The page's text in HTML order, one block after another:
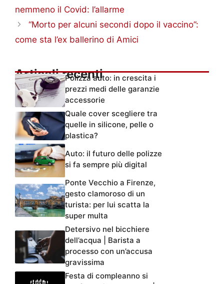
nemmeno il Covid: l’allarme
“Morto per alcuni secondi dopo il vaccino”:
come sta l’ex ballerino di Amici
Articoli recentiPolizza auto: in crescita i
prezzi medi delle garanzie
accessorie
Quale cover scegliere tra
quelle in silicone, pelle o
plastica?
Auto: il futuro delle polizze
si fa sempre più digital
Ponte Vecchio a Firenze,
gesto clamoroso di un
turista: per lui scatta la
super multa
Detersivo nel bicchiere
dell’acqua | Barista a
processo con un’accusa
gravissima
Festa di compleanno si